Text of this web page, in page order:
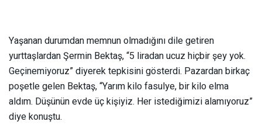
Yaşanan durumdan memnun olmadığını dile getiren
yurttaşlardan Şermin Bektaş, “5 liradan ucuz hiçbir şey yok.
Geçinemiyoruz” diyerek tepkisini gösterdi. Pazardan birkaç
poşetle gelen Bektaş, “Yarım kilo fasulye, bir kilo elma
aldım. Düşünün evde üç kişiyiz. Her istediğimizi alamıyoruz”
diye konuştu.